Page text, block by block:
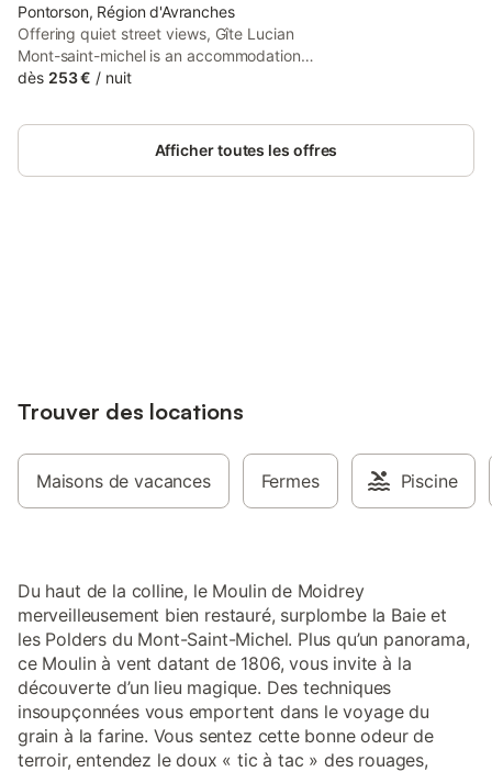
Pontorson, Région d'Avranches
Offering quiet street views, Gîte Lucian
Mont-saint-michel is an accommodation
situated in Moidrey, 7.3 km from Mont
of Avranches - Manuscript Museum of
dès 253 € / nuit
Afficher toutes les offres
Trouver des locations
Maisons de vacances Fermes Piscine
Du haut de la colline, le Moulin de Moidrey
merveilleusement bien restauré, surplombe la Baie et
les Polders du Mont-Saint-Michel. Plus qu’un panorama,
ce Moulin à vent datant de 1806, vous invite à la
découverte d’un lieu magique. Des techniques
insoupçonnées vous emportent dans le voyage du
grain à la farine. Vous sentez cette bonne odeur de
terroir, entendez le doux « tic à tac » des rouages,